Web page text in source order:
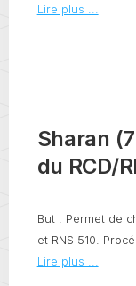
Lire plus ...
Sharan
du RCD/
But : Permet de
et RNS 510.
Lire plus ...